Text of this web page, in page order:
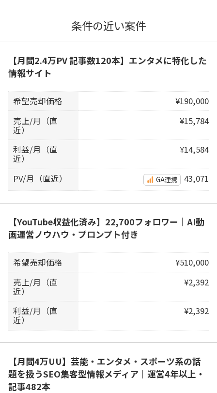
条件の近い案件
【月間2.4万PV 記事数120本】エンタメに特化した
情報サイト
希望売却価格
¥190,000
売上/月（直
近）
¥15,784
利益/月（直
近）
¥14,584
PV/月（直近） GA連携 43,071
【YouTube収益化済み】22,700フォロワー｜AI動
画運営ノウハウ・プロンプト付き
希望売却価格
¥510,000
売上/月（直
近）
¥2,392
利益/月（直
近）
¥2,392
【月間4万UU】芸能・エンタメ・スポーツ系の話
題を扱うSEO集客型情報メディア｜運営4年以上・
記事482本